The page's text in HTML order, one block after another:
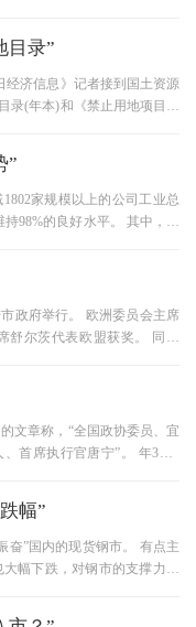
目录”
经济信息》记者接到国土资源
录(年本)和《禁止用地项目目
”
家规模以上的公司工业总
98%的良好水平。 其中，内
政府举行。 欧洲委员会主席
舒尔茨代表欧盟获奖。 同一
文章称，“全国政协委员、宜
首席执行官唐宁”。 年3月3
幅”
奋”国内的现货钢市。 有点主
幅下跌，对钢市的支撑力减